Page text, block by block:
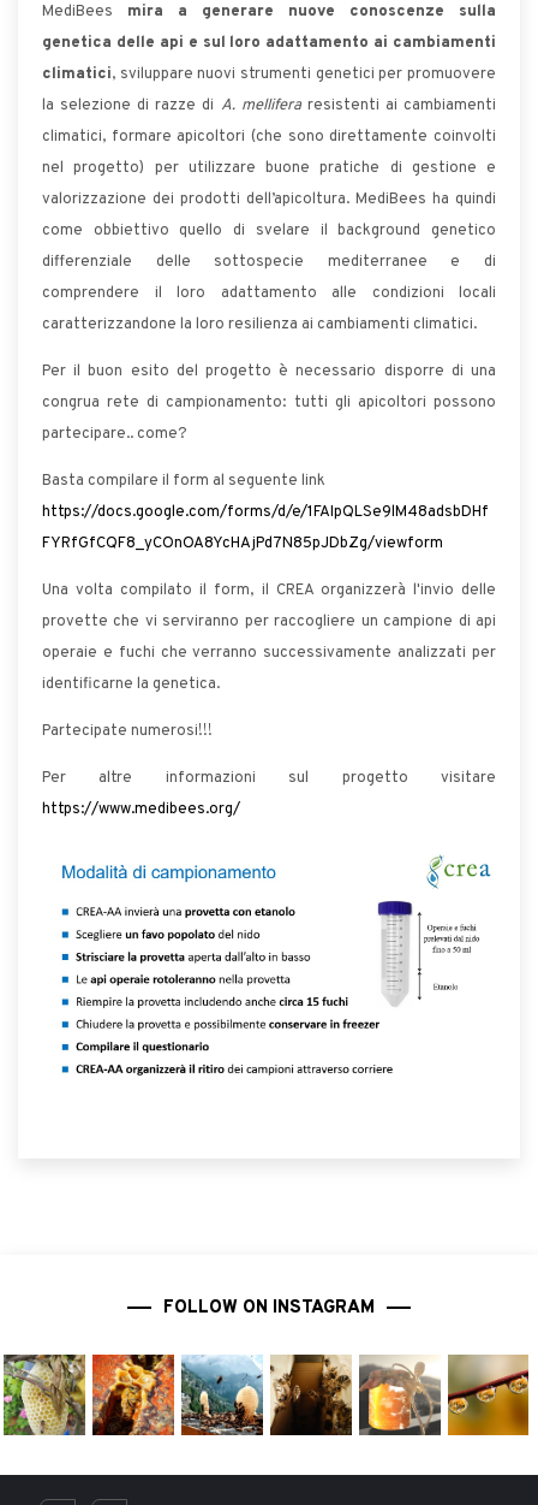
MediBees mira a generare nuove conoscenze sulla
genetica delle api e sul loro adattamento ai cambiamenti
climatici, sviluppare nuovi strumenti genetici per promuovere
la selezione di razze di A. melliferaresistenti ai cambiamenti
climatici, formare apicoltori (che sono direttamente coinvolti
nel progetto) per utilizzare buone pratiche di gestione e
valorizzazione dei prodotti dell’apicoltura. MediBees ha quindi
come obbiettivo quello di svelare il background genetico
differenziale delle sottospecie mediterranee e di
comprendere il loro adattamento alle condizioni locali
caratterizzandone la loro resilienza ai cambiamenti climatici.
Per il buon esito del progetto è necessario disporre di una
congrua rete di campionamento: tutti gli apicoltori possono
partecipare.. come?
Basta compilare il form al seguente link
https://docs.google.com/forms/d/e/1FAIpQLSe9lM48adsbDHf
FYRfGfCQF8_yCOnOA8YcHAjPd7N85pJDbZg/viewform
Una volta compilato il form, il CREA organizzerà l'invio delle
provette che vi serviranno per raccogliere un campione di api
operaie e fuchi che verranno successivamente analizzati per
identificarne la genetica.
Partecipate numerosi!!!
Per altre informazioni sul progetto visitare
https://www.medibees.org/
FOLLOW ON INSTAGRAM